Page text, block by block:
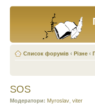
Список форумів ‹ Різне ‹
SOS
Модератори: Myroslav viter